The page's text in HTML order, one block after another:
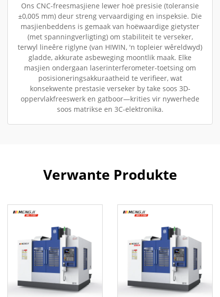
Ons CNC-freesmasjiene lewer hoë presisie (toleransie
±0,005 mm) deur streng vervaardiging en inspeksie. Die
masjienbeddens is gemaak van hoëwaardige gietyster
(met spanningverligting) om stabiliteit te verseker,
terwyl lineêre riglyne (van HIWIN, 'n topleier wêreldwyd)
gladde, akkurate asbeweging moontlik maak. Elke
masjien ondergaan laserinterferometer-toetsing om
posisioneringsakkuraatheid te verifieer, wat
konsekwente prestasie verseker by take soos 3D-
oppervlakfreeswerk en gatboor—krities vir nywerhede
soos matrikse en 3C-elektronika.
Verwante Produkte